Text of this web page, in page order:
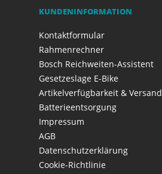
KUNDENINFORMATION
Kontaktformular
Rahmenrechner
Bosch Reichweiten-Assistent
Gesetzeslage E-Bike
Artikelverfügbarkeit & Versand
Batterieentsorgung
Impressum
AGB
Datenschutzerklärung
Cookie-Richtlinie